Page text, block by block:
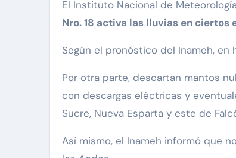
El Instituto Nacional de
Nro. 18 activa las lluvias en ciertos
Según el pronóstico del Inameh,
Por otra parte, descartan mantos
con descargas eléctricas y
Sucre, Nueva Esparta y este de
Así mismo, el Inameh informó que